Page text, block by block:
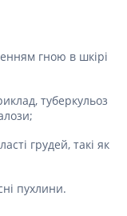
гною в шкірі
туберкульоз
грудей, такі як
пухлини.